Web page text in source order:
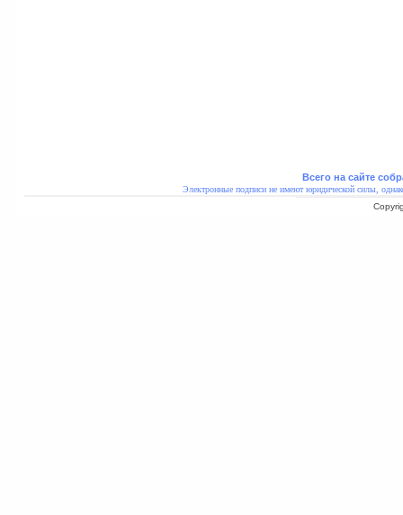
Всего на сайте
Электронные подписи не имеют юридической силы,